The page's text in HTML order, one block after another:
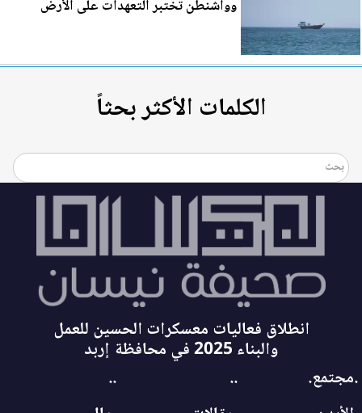
وواشنطن تختبر التعهدات على الأرض
الكلمات الأكثر بحثاً
انطلاق فعاليات معسكرات الحسين للعمل
والبناء 2025 في محافظة إربد
.مجتمع.
..
..